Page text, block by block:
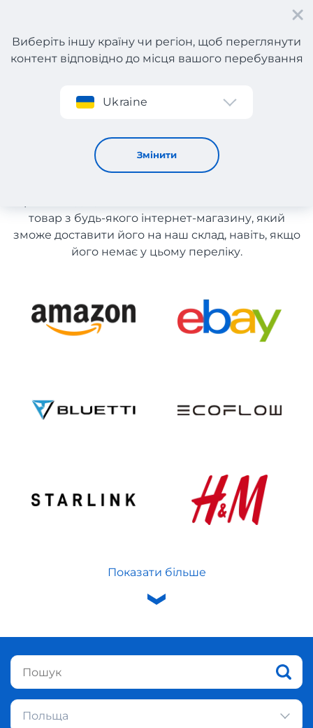
Реєстрація
Виберіть іншу країну чи регіон, щоб переглянути
контент відповідно до місця вашого перебування
Ukraine
Змінити
Жіночі товари з Польщі
Жіночі товари з Польщі
товар з будь-якого інтернет-магазину, який
зможе доставити його на наш склад, навіть, якщо
його немає у цьому переліку.
Показати більше
Польща